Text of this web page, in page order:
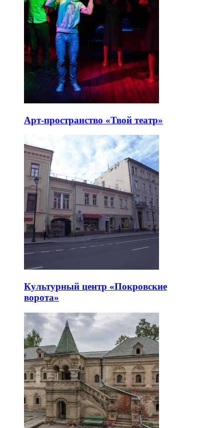
Арт-пространство «Твой театр»
Культурный центр «Покровские
ворота»